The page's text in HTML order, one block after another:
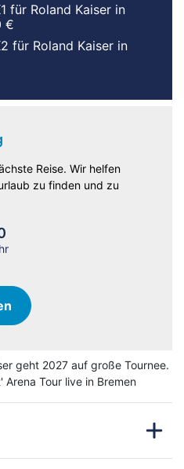
geht 2027 auf große Tournee.
Arena Tour live in Bremen
für Roland Kaiser in
€
für Roland Kaiser in
Reise. Wir helfen
zu finden und zu